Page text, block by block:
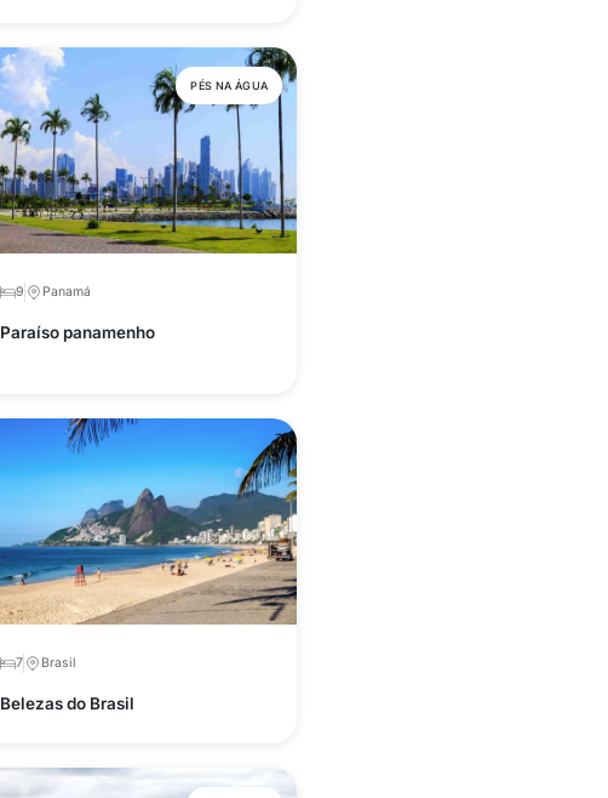
PÉS NA ÁGUA
9 Panamá
Paraíso panamenho
7 Brasil
Belezas do Brasil